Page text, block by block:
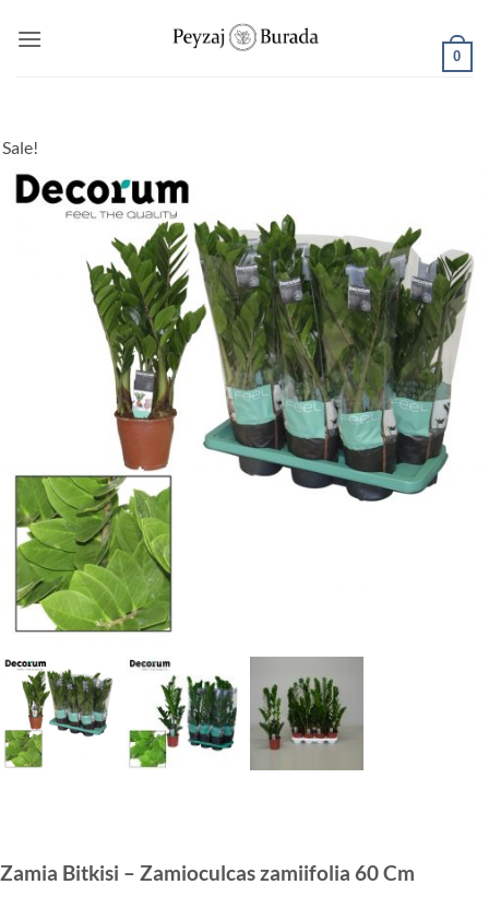
0
Sale!
Zamia Bitkisi – Zamioculcas zamiifolia 60 Cm